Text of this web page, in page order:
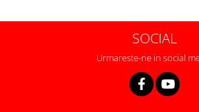
SOCIAL
Urmareste-ne in social